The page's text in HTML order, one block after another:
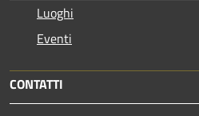
Luoghi
Eventi
CONTATTI